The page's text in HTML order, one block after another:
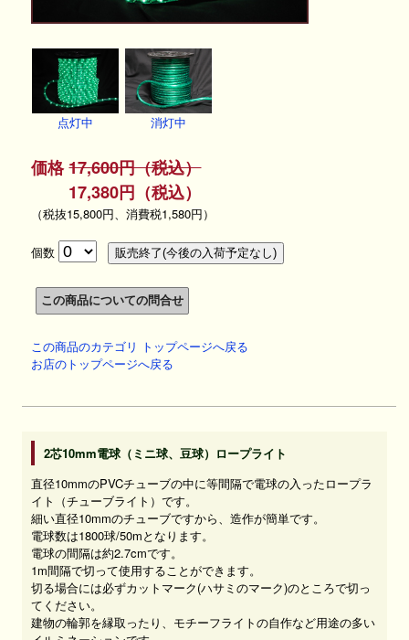
点灯中 消灯中
価格17,600円（税込）
17,380円（税込）
（税抜15,800円、消費税1,580円）
個数
この商品のカテゴリ トップページへ戻る
お店のトップページへ戻る
2芯10mm電球（ミニ球、豆球）ロープライト
直径10mmのPVCチューブの中に等間隔で電球の入ったロープラ
イト（チューブライト）です。
細い直径10mmのチューブですから、造作が簡単です。
電球数は1800球/50mとなります。
電球の間隔は約2.7cmです。
1m間隔で切って使用することができます。
切る場合には必ずカットマーク(ハサミのマーク)のところで切っ
てください。
建物の輪郭を縁取ったり、モチーフライトの自作など用途の多い